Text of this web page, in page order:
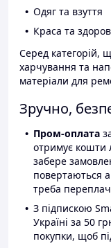
Одяг та взуття
Краса та
Серед категорій,
харчування та
матеріали для
Зручно,
Пром-оплата
отримує кошти
забере
повертаються
треба
З підпискою
Україні за 50
покупки, щоб